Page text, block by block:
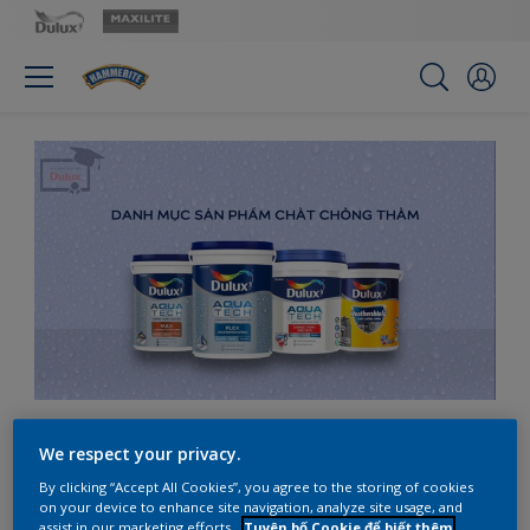
KỸ THUẬT THI CÔNG
CHẤT CHỐNG THẤM
We respect your privacy.
By clicking “Accept All Cookies”, you agree to the storing of cookies
on your device to enhance site navigation, analyze site usage, and